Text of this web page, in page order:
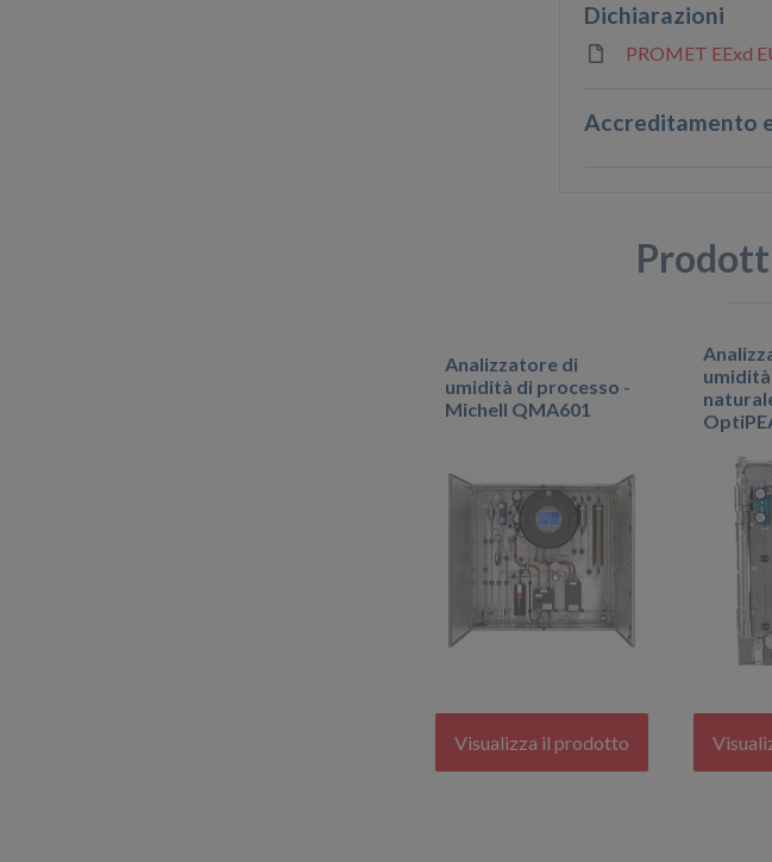
Dichiarazioni
PROMET EExd
Accreditamento
Analizzatore di
umidità di processo -
Michell QMA601
Visualizza il prodotto
umidità